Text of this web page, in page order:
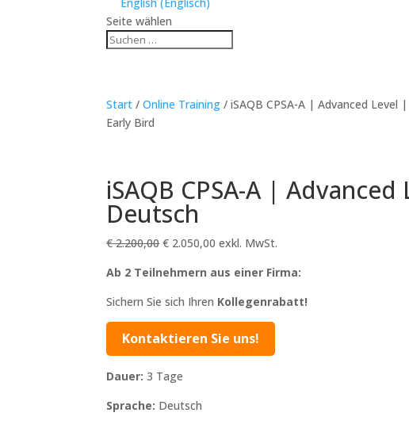
Seite wählen
Start /Online Training / iSAQB CPSA-A | Advanced
Early Bird
iSAQB CPSA-A |
Deutsch
€2.200,00Ursprünglicher
war:
€ 2.200,00
€ 2.050,00 Aktueller
ist:
€ 2.050,00.
exkl. MwSt.
Ab 2 Teilnehmern aus einer Firma:
Sichern Sie sich Ihren Kollegenrabatt!
Kontaktieren Sie uns!
Dauer: 3 Tage
Sprache: Deutsch